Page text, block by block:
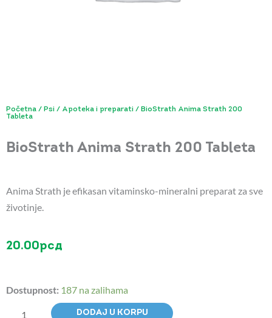
Početna / Psi / Apoteka i preparati / BioStrath Anima Strath 200
Tableta
BioStrath Anima Strath 200 Tableta
Anima Strath je efikasan vitaminsko-mineralni preparat za sve
životinje.
20.00рсд
Dostupnost: 187 na zalihama
Anima
Strath
DODAJ U KORPU